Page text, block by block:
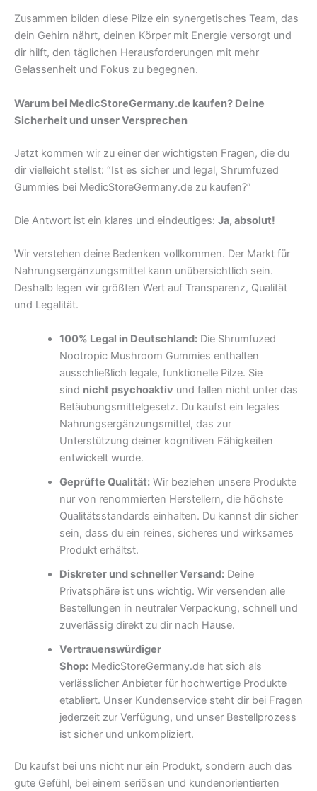
Zusammen bilden diese Pilze ein synergetisches Team, das
dein Gehirn nährt, deinen Körper mit Energie versorgt und
dir hilft, den täglichen Herausforderungen mit mehr
Gelassenheit und Fokus zu begegnen.
Warum bei MedicStoreGermany.de kaufen? Deine
Sicherheit und unser Versprechen
Jetzt kommen wir zu einer der wichtigsten Fragen, die du
dir vielleicht stellst: “Ist es sicher und legal, Shrumfuzed
Gummies bei MedicStoreGermany.de zu kaufen?”
Die Antwort ist ein klares und eindeutiges: Ja, absolut!
Wir verstehen deine Bedenken vollkommen. Der Markt für
Nahrungsergänzungsmittel kann unübersichtlich sein.
Deshalb legen wir größten Wert auf Transparenz, Qualität
und Legalität.
100% Legal in Deutschland:Die Shrumfuzed
Nootropic Mushroom Gummies enthalten
ausschließlich legale, funktionelle Pilze. Sie
sind nicht psychoaktiv und fallen nicht unter das
Betäubungsmittelgesetz. Du kaufst ein legales
Nahrungsergänzungsmittel, das zur
Unterstützung deiner kognitiven Fähigkeiten
entwickelt wurde.
Geprüfte Qualität:Wir beziehen unsere Produkte
nur von renommierten Herstellern, die höchste
Qualitätsstandards einhalten. Du kannst dir sicher
sein, dass du ein reines, sicheres und wirksames
Produkt erhältst.
Diskreter und schneller Versand:Deine
Privatsphäre ist uns wichtig. Wir versenden alle
Bestellungen in neutraler Verpackung, schnell und
zuverlässig direkt zu dir nach Hause.
Vertrauenswürdiger
Shop:MedicStoreGermany.de hat sich als
verlässlicher Anbieter für hochwertige Produkte
etabliert. Unser Kundenservice steht dir bei Fragen
jederzeit zur Verfügung, und unser Bestellprozess
ist sicher und unkompliziert.
Du kaufst bei uns nicht nur ein Produkt, sondern auch das
gute Gefühl, bei einem seriösen und kundenorientierten